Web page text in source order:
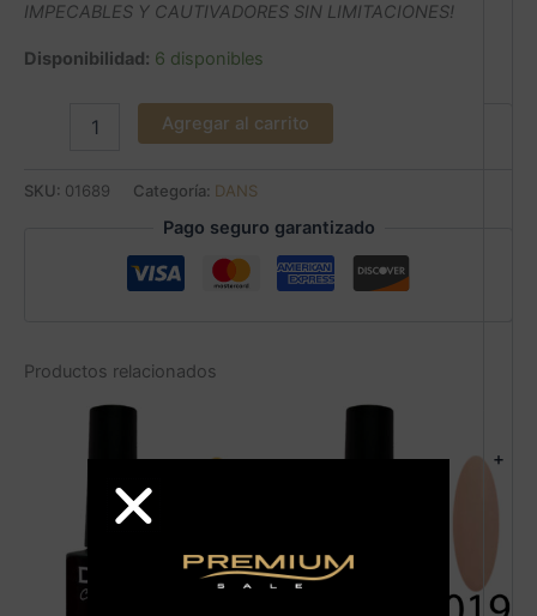
IMPECABLES Y CAUTIVADORES SIN LIMITACIONES!
Disponibilidad: 6 disponibles
+
Agregar al carrito
SKU: 01689 Categoría: DANS
Pago seguro garantizado
Productos relacionados